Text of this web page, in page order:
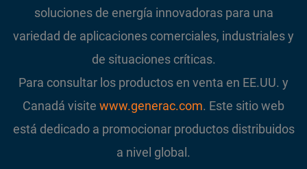
soluciones de energía innovadoras para una
variedad de aplicaciones comerciales, industriales y
de situaciones críticas.
Para consultar los productos en venta en EE.UU. y
Canadá visite www.generac.com. Este sitio web
está dedicado a promocionar productos distribuidos
a nivel global.